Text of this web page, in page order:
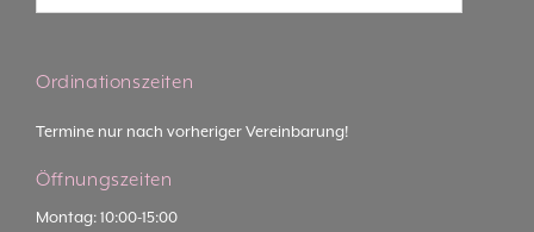
Ordinationszeiten
Termine nur nach vorheriger Vereinbarung!
Öffnungszeiten
Montag: 10:00-15:00